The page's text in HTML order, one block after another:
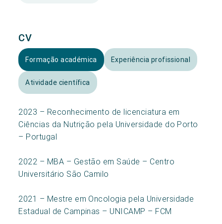
CV
Formação académica Experiência profissional
Atividade científica
2023 – Reconhecimento de licenciatura em
Ciências da Nutrição pela Universidade do Porto
– Portugal
2022 – MBA – Gestão em Saúde – Centro
Universitário São Camilo
2021 – Mestre em Oncologia pela Universidade
Estadual de Campinas – UNICAMP – FCM